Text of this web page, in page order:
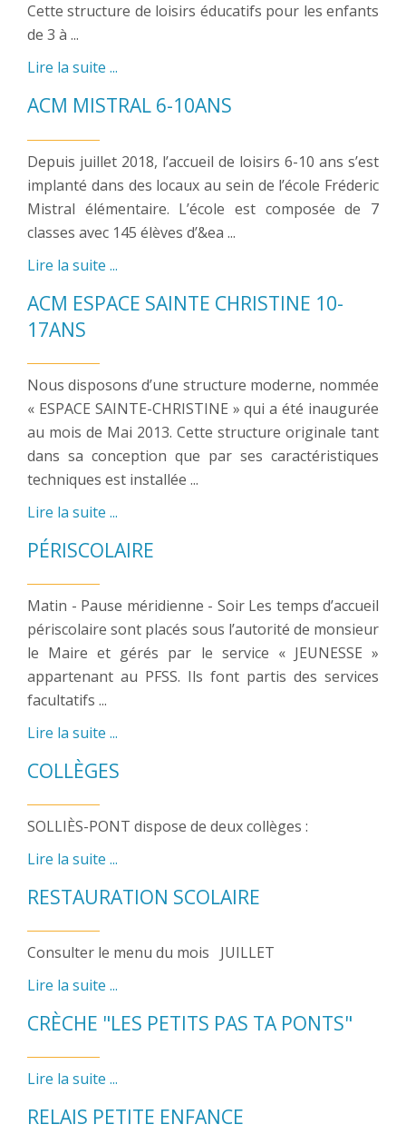
Cette structure de loisirs éducatifs pour les enfants
de 3 à ...
Lire la suite ...
ACM MISTRAL 6-10ANS
Depuis juillet 2018, l’accueil de loisirs 6-10 ans s’est
implanté dans des locaux au sein de l’école Fréderic
Mistral élémentaire. L’école est composée de 7
classes avec 145 élèves d’&ea ...
Lire la suite ...
ACM ESPACE SAINTE CHRISTINE 10-
17ANS
Nous disposons d’une structure moderne, nommée
« ESPACE SAINTE-CHRISTINE » qui a été inaugurée
au mois de Mai 2013. Cette structure originale tant
dans sa conception que par ses caractéristiques
techniques est installée ...
Lire la suite ...
PÉRISCOLAIRE
Matin - Pause méridienne - Soir Les temps d’accueil
périscolaire sont placés sous l’autorité de monsieur
le Maire et gérés par le service « JEUNESSE »
appartenant au PFSS. Ils font partis des services
facultatifs ...
Lire la suite ...
COLLÈGES
SOLLIÈS-PONT dispose de deux collèges :
Lire la suite ...
RESTAURATION SCOLAIRE
Consulter le menu du mois JUILLET
Lire la suite ...
CRÈCHE "LES PETITS PAS TA PONTS"
Lire la suite ...
RELAIS PETITE ENFANCE